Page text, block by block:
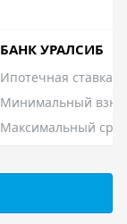
БАНК УРАЛСИБ
Ипотечная ставка
Минимальный
Максимальный срок